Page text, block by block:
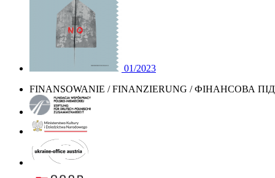
01/2023
FINANSOWANIE / FINANZIERUNG / ФІНАНСОВА